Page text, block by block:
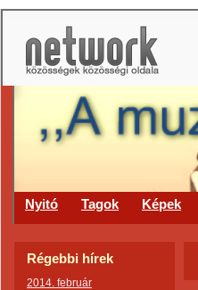
Nyitó Tagok Képek
Régebbi hírek
2014. február